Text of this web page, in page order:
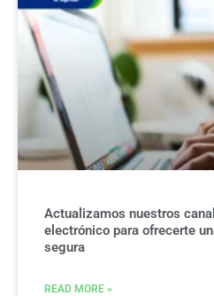
Actualizamos nuestros
electrónico para ofrecerte
segura
READ MORE »